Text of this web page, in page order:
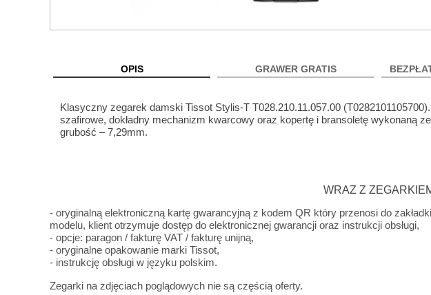
OPIS GRAWER GRATIS
Klasyczny zegarek damski Tissot Stylis-T T028.210.11.057.00
szafirowe, dokładny mechanizm kwarcowy oraz kopertę i bransoletę wykonaną
grubość – 7,29mm.
WRAZ Z
- oryginalną elektroniczną kartę gwarancyjną z kodem QR który przenosi do
modelu, klient otrzymuje dostęp do elektronicznej gwarancji oraz instrukcji obsługi,
- opcje: paragon / fakturę VAT / fakturę unijną,
- oryginalne opakowanie marki Tissot,
- instrukcję obsługi w języku polskim.
Zegarki na zdjęciach poglądowych nie są częścią oferty.